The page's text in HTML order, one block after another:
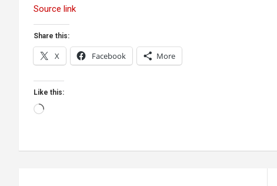
Source link
Share this:
X Facebook More
Like this:
Loading…